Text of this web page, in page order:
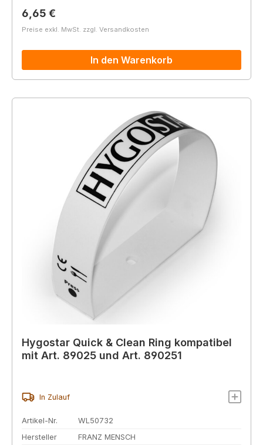
Regulärer Preis:
6,65 €
Preise exkl. MwSt. zzgl. Versandkosten
In den Warenkorb
Hygostar Quick & Clean Ring kompatibel
mit Art. 89025 und Art. 890251
In Zulauf
Artikel-Nr.
WL50732
Hersteller
FRANZ MENSCH